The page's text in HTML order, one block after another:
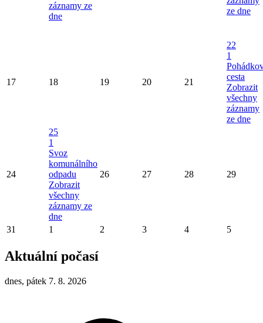
záznamy ze
dne
ze dne
17 18 19 20 21
22
1
cesta
Zobrazit
všechny
záznamy
ze dne
24
25
1
Svoz
komunálního
odpadu
Zobrazit
všechny
záznamy ze
dne
26 27 28 29
31 1 2 3 4 5
Aktuální počasí
dnes, pátek 7. 8. 2026